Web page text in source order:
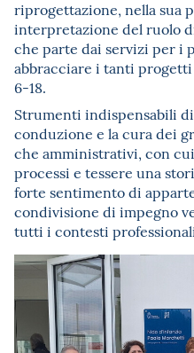
riprogettazione, nella sua
interpretazione del ruolo
che parte dai servizi per i
abbracciare i tanti
6-18.
Strumenti indispensabili
conduzione e la cura dei
che amministrativi, con
processi e tessere una
forte sentimento di
condivisione di impegno
tutti i contesti